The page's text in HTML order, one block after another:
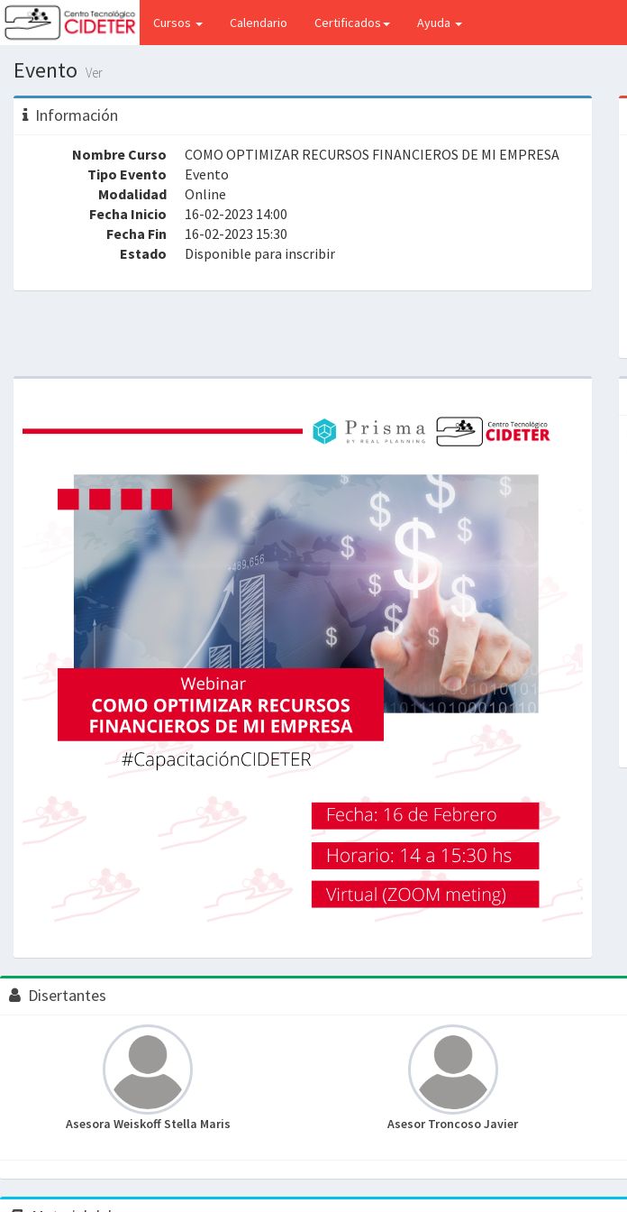
Cursos Calendario (current)Certificados Ayuda
Evento Ver
Información
Nombre Curso
COMO OPTIMIZAR RECURSOS FINANCIEROS DE MI EMPRESA
Tipo Evento
Evento
Modalidad
Online
Fecha Inicio
16-02-2023 14:00
Fecha Fin
16-02-2023 15:30
Estado
Disponible para inscribir
Disertantes
Asesora Weiskoff Stella Maris Asesor Troncoso Javier